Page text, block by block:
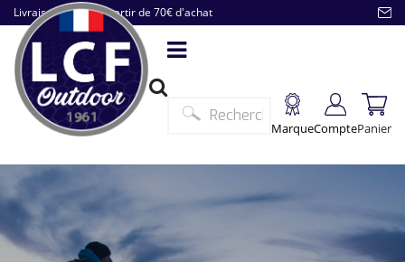
Livraison offerte à partir de 70€ d'achat
MarqueComptePanier